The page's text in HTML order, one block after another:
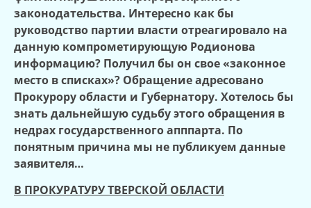
законодательства. Интересно как бы
руководство партии власти отреагировало на
данную компрометирующую Родионова
информацию? Получил бы он свое «законное
место в списках»? Обращение адресовано
Прокурору области и Губернатору. Хотелось бы
знать дальнейшую судьбу этого обращения в
недрах государственного апппарта. По
понятным причина мы не публикуем данные
заявителя…
В ПРОКУРАТУРУ ТВЕРСКОЙ ОБЛАСТИ